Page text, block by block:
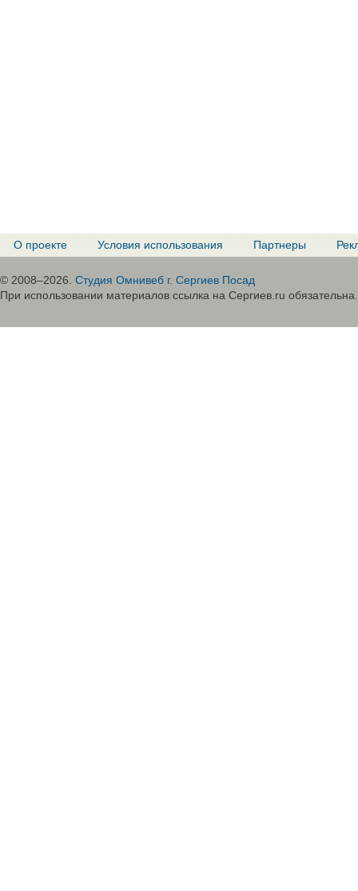
О проекте Условия использования Партнеры
© 2008–2026. Студия Омнивеб г. Сергиев Посад
При использовании материалов ссылка на Сергиев.ru обязательна.